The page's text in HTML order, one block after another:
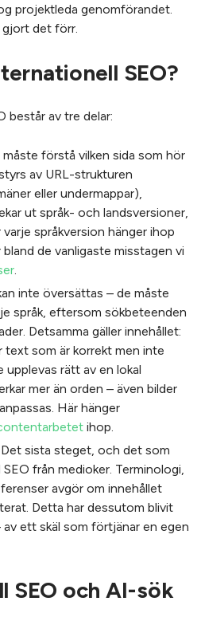
projektleda genomförandet.
det förr.
SEO?
består av tre delar:
förstå vilken sida som hör
av URL-strukturen
eller undermappar),
ut språk- och landsversioner,
språkversion hänger ihop
de vanligaste misstagen vi
.
inte översättas – de måste
språk, eftersom sökbeteenden
Detsamma gäller innehållet:
text som är korrekt men inte
upplevas rätt av en lokal
mer än orden – även bilder
Här hänger
ihop.
Det sista steget, och det som
från medioker. Terminologi,
avgör om innehållet
Detta har dessutom blivit
av ett skäl som förtjänar en egen
SEO och AI-sök